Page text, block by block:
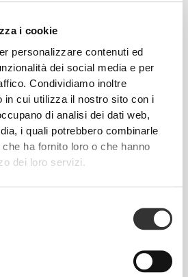
i cookie
personalizzare contenuti ed
dei social media e per
Condividiamo inoltre
in cui utilizza il nostro sito con i
di analisi dei dati web,
i quali potrebbero combinarle
ha fornito loro o che hanno
dei loro servizi.
domestici di uso quotidiano.
TAGLIA
VITA